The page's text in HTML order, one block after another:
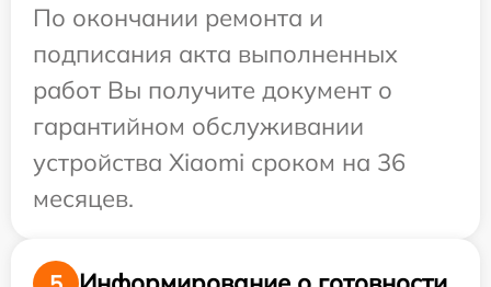
По окончании ремонта и
подписания акта выполненных
работ Вы получите документ о
гарантийном обслуживании
устройства Xiaomi сроком на 36
месяцев.